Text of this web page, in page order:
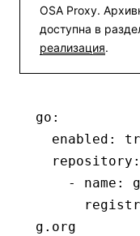
OSA Proxy.
доступна в
реализация.
go :
  enabled
:
  repository
:
    -
name :
g.org